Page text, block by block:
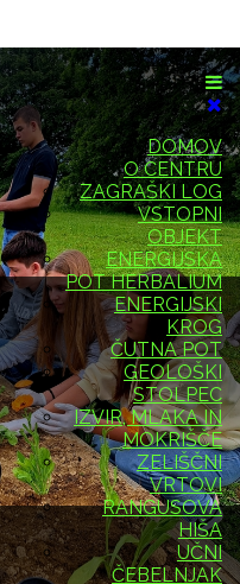
DOMOV
O CENTRU
ZAGRAŠKI LOG
VSTOPNI
OBJEKT
ENERGIJSKA
POT HERBALIUM
ENERGIJSKI
KROG
ČUTNA POT
GEOLOŠKI
STOLPEC
IZVIR, MLAKA IN
MOKRIŠČE
ZELIŠČNI
VRTOVI
RANGUSOVA
HIŠA
UČNI
ČEBELNJAK